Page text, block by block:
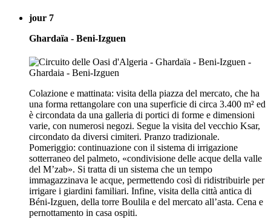
jour 7
Ghardaïa - Beni-Izguen
Colazione e mattinata: visita della piazza del mercato, che ha
una forma rettangolare con una superficie di circa 3.400 m² ed
è circondata da una galleria di portici di forme e dimensioni
varie, con numerosi negozi. Segue la visita del vecchio Ksar,
circondato da diversi cimiteri. Pranzo tradizionale.
Pomeriggio: continuazione con il sistema di irrigazione
sotterraneo del palmeto, «condivisione delle acque della valle
del M’zab». Si tratta di un sistema che un tempo
immagazzinava le acque, permettendo così di ridistribuirle per
irrigare i giardini familiari. Infine, visita della città antica di
Béni-Izguen, della torre Boulila e del mercato all’asta. Cena e
pernottamento in casa ospiti.